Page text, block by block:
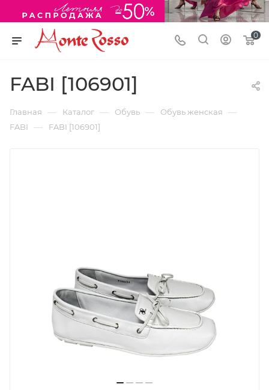
0
FABI [106901]
Главная — Каталог — Обувь — Обувь женская —
FABI — FABI [106901]